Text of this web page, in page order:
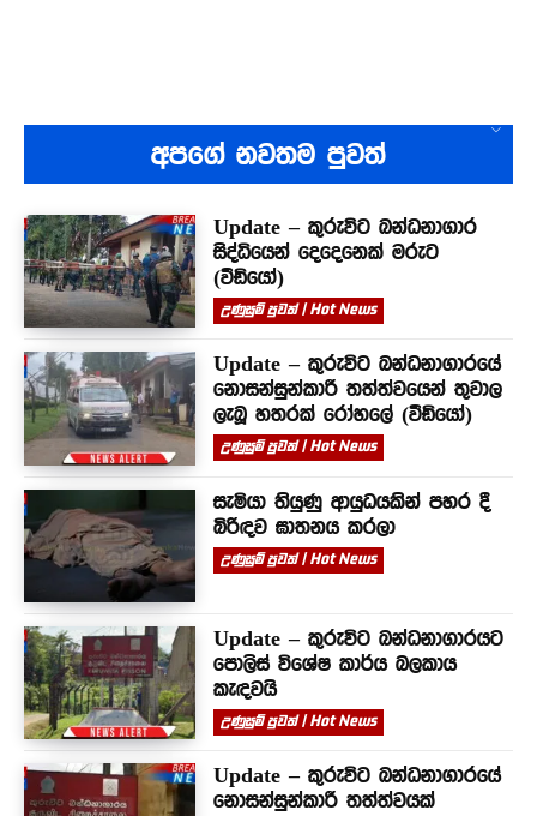
අපගේ නවතම පුවත්
Update – කුරුවිට බන්ධනාගාර
සිද්ධියෙන් දෙදෙනෙක් මරුට
(වීඩියෝ)
උණුසුම් පුවත් | Hot News
Update – කුරුවිට බන්ධනාගාරයේ
නොසන්සුන්කාරී තත්ත්වයෙන් තුවාල
ලැබූ හතරක් රෝහලේ (වීඩියෝ)
උණුසුම් පුවත් | Hot News
සැමියා තියුණු ආයුධයකින් පහර දී
බිරිඳව ඝාතනය කරලා
උණුසුම් පුවත් | Hot News
Update – කුරුවිට බන්ධනාගාරයට
පොලිස් විශේෂ කාර්ය බලකාය
කැඳවයි
උණුසුම් පුවත් | Hot News
Update – කුරුවිට බන්ධනාගාරයේ
නොසන්සුන්කාරී තත්ත්වයක්